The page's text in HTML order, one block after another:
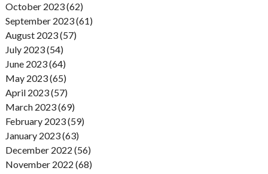
October 2023 (62)
September 2023 (61)
August 2023 (57)
July 2023 (54)
June 2023 (64)
May 2023 (65)
April 2023 (57)
March 2023 (69)
February 2023 (59)
January 2023 (63)
December 2022 (56)
November 2022 (68)